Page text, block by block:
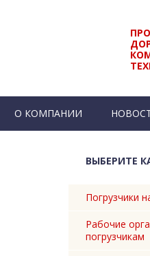
О КОМПАНИИ
ВЫБЕРИТЕ
Погрузчики
Рабочие
погрузчикам